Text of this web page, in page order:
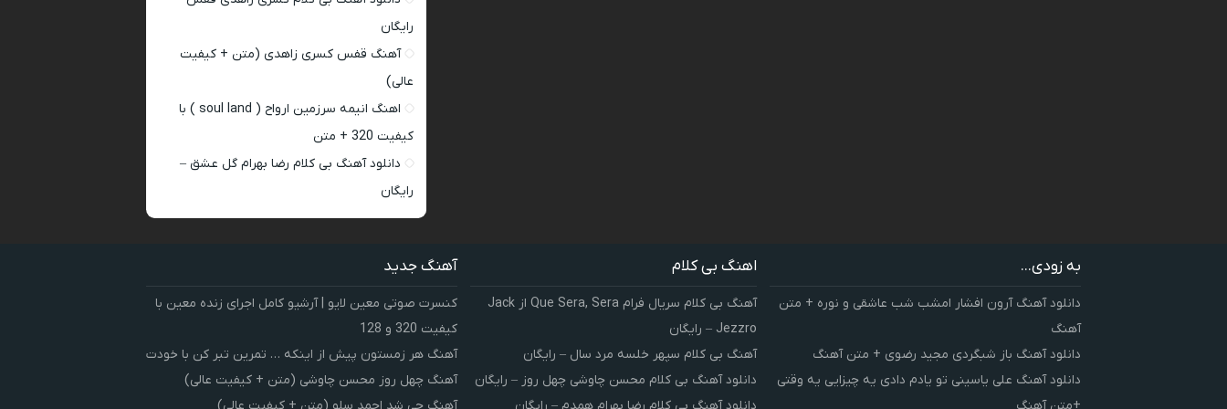
رایگان
آهنگ قفس کسری زاهدی (متن + کیفیت
عالی)
اهنگ انیمه سرزمین ارواح ( soul land ) با
کیفیت 320 + متن
دانلود آهنگ بی کلام رضا بهرام گل عشق –
رایگان
به زودی...
دانلود آهنگ آرون افشار امشب شب عاشقی و نوره + متن
آهنگ
دانلود آهنگ باز شبگردی مجید رضوی + متن آهنگ
دانلود آهنگ علی یاسینی تو یادم دادی یه چیزایی یه وقتی
اهنگ بی کلام
آهنگ بی کلام سریال فرام Que Sera, Sera از Jack
Jezzro – رایگان
آهنگ بی کلام سپهر خلسه مرد سال – رایگان
دانلود آهنگ بی کلام محسن چاوشی چهل روز – رایگان
آهنگ جدید
کنسرت صوتی معین لایو | آرشیو کامل اجرای زنده معین با
کیفیت 320 و 128
آهنگ هر زمستون پیش از اینکه … تمرین تبر کن با خودت
آهنگ چهل روز محسن چاوشی (متن + کیفیت عالی)